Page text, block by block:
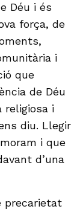
Déu i és
força, de
i
que
de Déu
religiosa i
diu. Llegir
i que
d’una
precarietat